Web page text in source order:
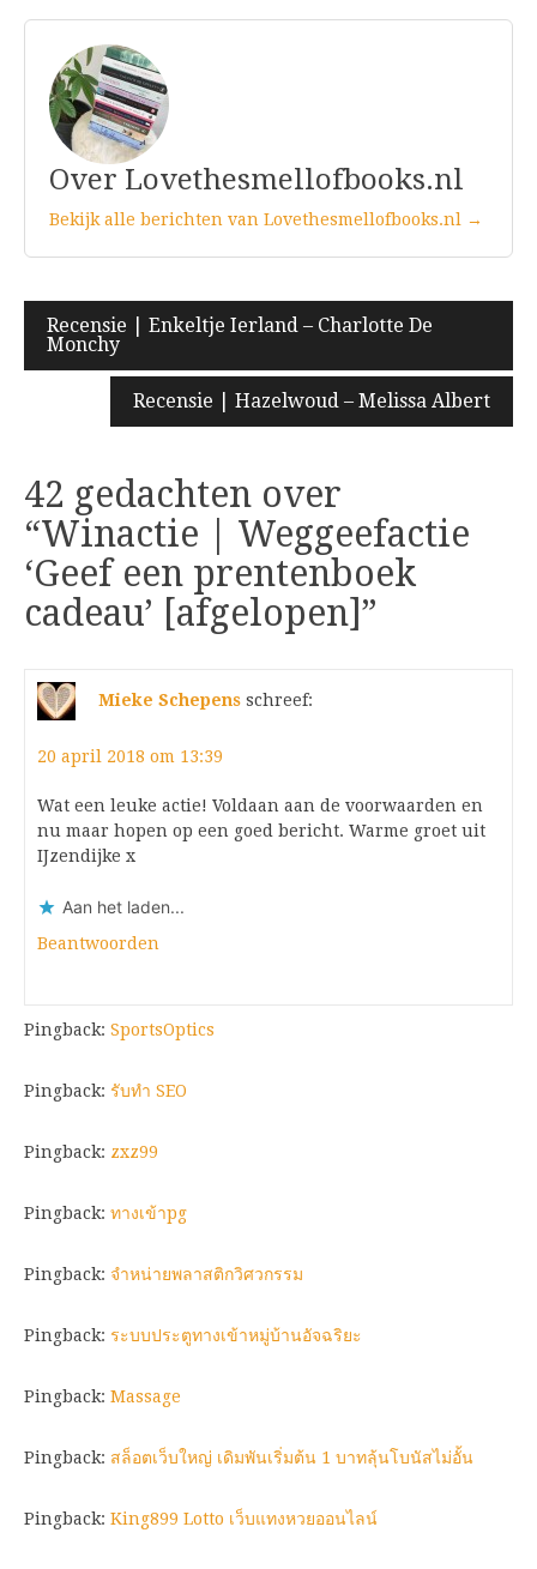
Over Lovethesmellofbooks.nl
Bekijk alle berichten van Lovethesmellofbooks.nl →
Bericht
navigatie
Recensie | Enkeltje Ierland – Charlotte De
Monchy
Recensie | Hazelwoud – Melissa Albert
42 gedachten over
“Winactie | Weggeefactie
‘Geef een prentenboek
cadeau’ [afgelopen]”
Mieke Schepens schreef:
20 april 2018 om 13:39
Wat een leuke actie! Voldaan aan de voorwaarden en
nu maar hopen op een goed bericht. Warme groet uit
IJzendijke x
Aan het laden...
Beantwoorden
Pingback: SportsOptics
Pingback: รับทำ SEO
Pingback: zxz99
Pingback: ทางเข้าpg
Pingback: จำหน่ายพลาสติกวิศวกรรม
Pingback: ระบบประตูทางเข้าหมู่บ้านอัจฉริยะ
Pingback: Massage
Pingback: สล็อตเว็บใหญ่ เดิมพันเริ่มต้น 1 บาทลุ้นโบนัสไม่อั้น
Pingback: King899 Lotto เว็บแทงหวยออนไลน์